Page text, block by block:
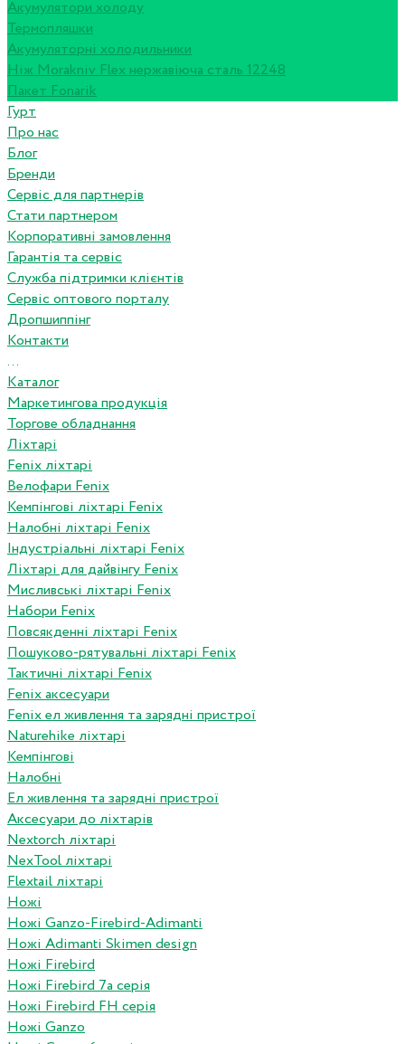
Акумулятори холоду
Термопляшки
Акумуляторні холодильники
Ніж Morakniv Flex нержавіюча сталь 12248
Пакет Fonarik
Гурт
Про нас
Блог
Бренди
Сервіс для партнерів
Стати партнером
Корпоративні замовлення
Гарантія та сервіс
Служба підтримки клієнтів
Сервіс оптового порталу
Дропшиппінг
Контакти
...
Каталог
Маркетингова продукція
Торгове обладнання
Ліхтарі
Fenix ліхтарі
Велофари Fenix
Кемпінгові ліхтарі Fenix
Налобні ліхтарі Fenix
Індустріальні ліхтарі Fenix
Ліхтарі для дайвінгу Fenix
Мисливські ліхтарі Fenix
Набори Fenix
Повсякденні ліхтарі Fenix
Пошуково-рятувальні ліхтарі Fenix
Тактичні ліхтарі Fenix
Fenix аксесуари
Fenix ел живлення та зарядні пристрої
Naturehike ліхтарі
Кемпінгові
Налобні
Ел живлення та зарядні пристрої
Аксесуари до ліхтарів
Nextorch ліхтарі
NexTool ліхтарі
Flextail ліхтарі
Ножі
Ножі Ganzo-Firebird-Adimanti
Ножі Adimanti Skimen design
Ножі Firebird
Ножі Firebird 7а серія
Ножі Firebird FH серія
Ножі Ganzo